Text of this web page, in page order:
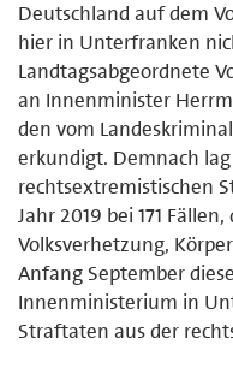
Deutschland auf dem
hier in Unterfranken
Landtagsabgeordnete
an Innenminister
den vom
erkundigt. Demnach
rechtsextremistischen
Jahr 2019 bei 171
Volksverhetzung,
Anfang September
Innenministerium in
Straftaten aus der